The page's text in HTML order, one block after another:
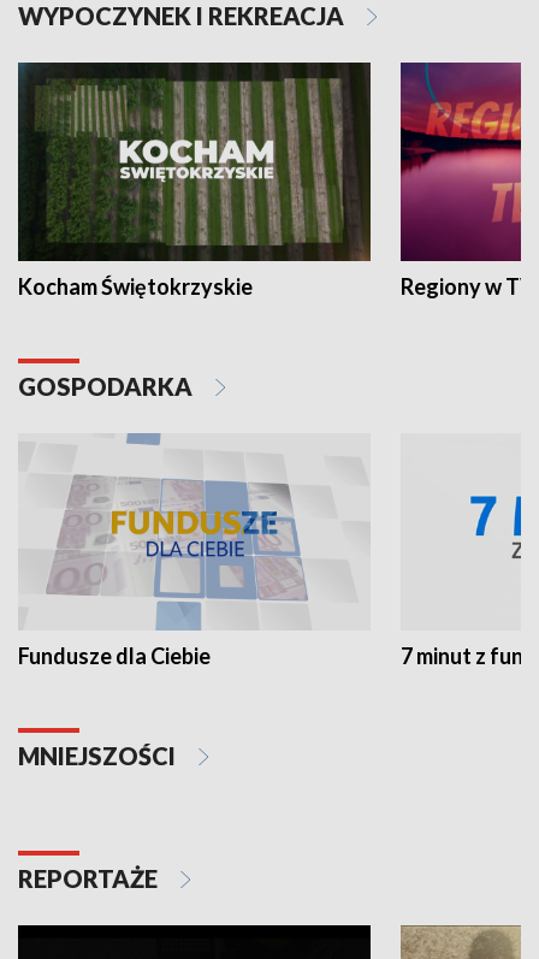
WYPOCZYNEK I REKREACJA
Kocham Świętokrzyskie Regiony w
GOSPODARKA
Fundusze dla Ciebie 7 minut z
MNIEJSZOŚCI
REPORTAŻE